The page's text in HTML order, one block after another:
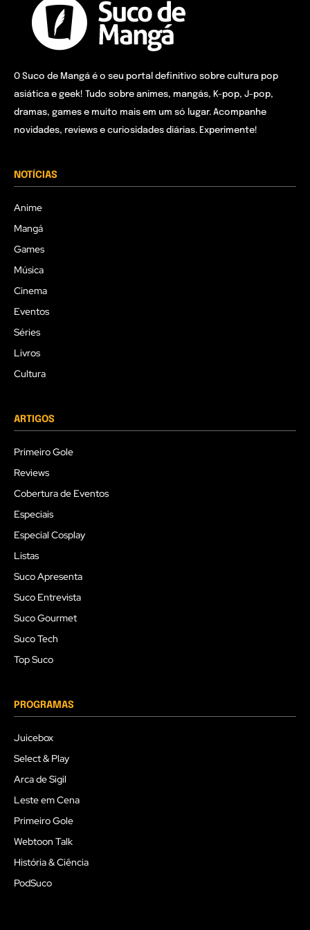
O Suco de Mangá é o seu portal definitivo sobre cultura pop
asiática e geek! Tudo sobre animes, mangás, K-pop, J-pop,
dramas, games e muito mais em um só lugar. Acompanhe
novidades, reviews e curiosidades diárias. Experimente!
NOTÍCIAS
Anime
Mangá
Games
Música
Cinema
Eventos
Séries
Livros
Cultura
ARTIGOS
Primeiro Gole
Reviews
Cobertura de Eventos
Especiais
Especial Cosplay
Listas
Suco Apresenta
Suco Entrevista
Suco Gourmet
Suco Tech
Top Suco
PROGRAMAS
Juicebox
Select & Play
Arca de Sigil
Leste em Cena
Primeiro Gole
Webtoon Talk
História & Ciência
PodSuco